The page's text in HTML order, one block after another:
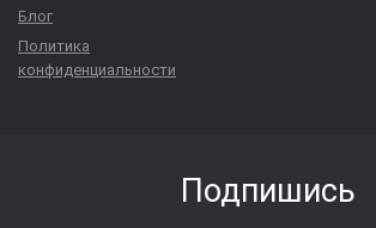
Блог
Политика
конфиденциальности
Подпишись